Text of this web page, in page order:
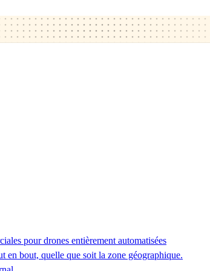
pour drones entièrement automatisées
en bout, quelle que soit la zone géographique.